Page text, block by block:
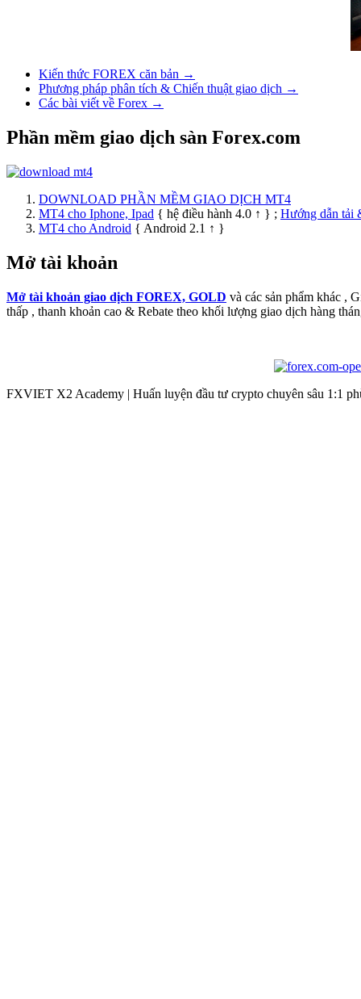
Kiến thức FOREX căn bản →
Phương pháp phân tích & Chiến thuật giao dịch →
Các bài viết về Forex →
Phần mềm giao dịch sàn Forex.com
DOWNLOAD PHẦN MỀM GIAO DỊCH MT4
MT4 cho Iphone, Ipad { hệ điều hành 4.0 ↑ } ; Hướng dẫn tải
MT4 cho Android { Android 2.1 ↑ }
Mở tài khoản
Mở tài khoản giao dịch FOREX, GOLD và các sản phẩm khác ,
thấp , thanh khoản cao & Rebate theo khối lượng giao dịch hàng
FXVIET X2 Academy | Huấn luyện đầu tư crypto chuyên sâu 1:1